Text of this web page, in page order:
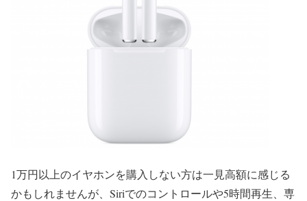
1万円以上のイヤホンを購入しない方は一見高額に感じる
かもしれませんが、Siriでのコントロールや5時間再生、専